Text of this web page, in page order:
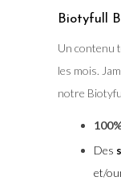
Biotyfull
Un contenu
les mois.
notre
Des
et/